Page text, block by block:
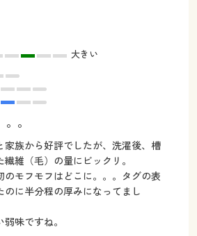
大きい
。
家族から好評でしたが、洗濯後、槽
維（毛）の量にビックリ。
のモフモフはどこに。。。タグの表
のに半分程の厚みになってまし
味ですね。